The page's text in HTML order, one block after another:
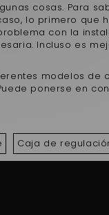
cosas. Para
lo primero que
con la
Incluso es
modelos de
ponerse en
Caja de